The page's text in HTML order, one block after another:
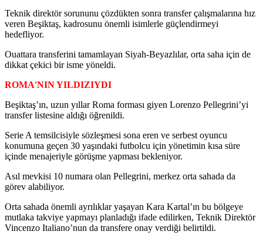
Teknik direktör sorununu çözdükten sonra transfer çalışmalarına hız
veren Beşiktaş, kadrosunu önemli isimlerle güçlendirmeyi
hedefliyor.
Ouattara transferini tamamlayan Siyah-Beyazlılar, orta saha için de
dikkat çekici bir isme yöneldi.
ROMA'NIN YILDIZIYDI
Beşiktaş’ın, uzun yıllar Roma forması giyen Lorenzo Pellegrini’yi
transfer listesine aldığı öğrenildi.
Serie A temsilcisiyle sözleşmesi sona eren ve serbest oyuncu
konumuna geçen 30 yaşındaki futbolcu için yönetimin kısa süre
içinde menajeriyle görüşme yapması bekleniyor.
Asıl mevkisi 10 numara olan Pellegrini, merkez orta sahada da
görev alabiliyor.
Orta sahada önemli ayrılıklar yaşayan Kara Kartal’ın bu bölgeye
mutlaka takviye yapmayı planladığı ifade edilirken, Teknik Direktör
Vincenzo Italiano’nun da transfere onay verdiği belirtildi.